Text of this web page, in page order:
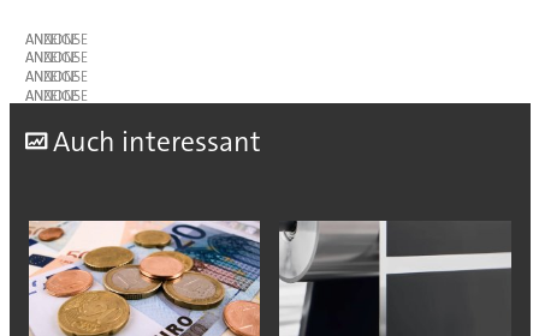
ANZEIGE
ANZEIGE
ANZEIGE
ANZEIGE
Auch interessant